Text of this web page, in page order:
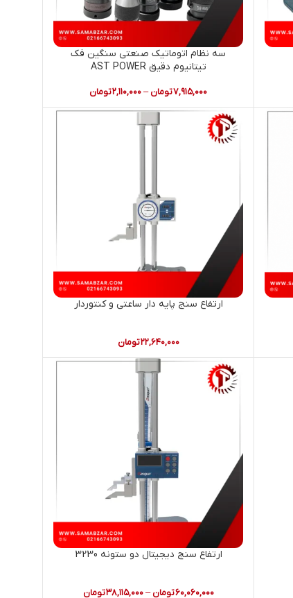
سه نظام اتوماتیک صنعتی سنگین فک
تیتانیوم دقیق AST POWER
۷,۹۱۵,۰۰۰تومان –۲,۱۱۰,۰۰۰تومان
ارتفاع سنج پایه دار ساعتی و کنتوردار
۲۲,۶۴۰,۰۰۰تومان
ارتفاع سنج دیجیتال دو ستونه 3230
۶۰,۰۶۰,۰۰۰تومان –۳۸,۱۱۵,۰۰۰تومان